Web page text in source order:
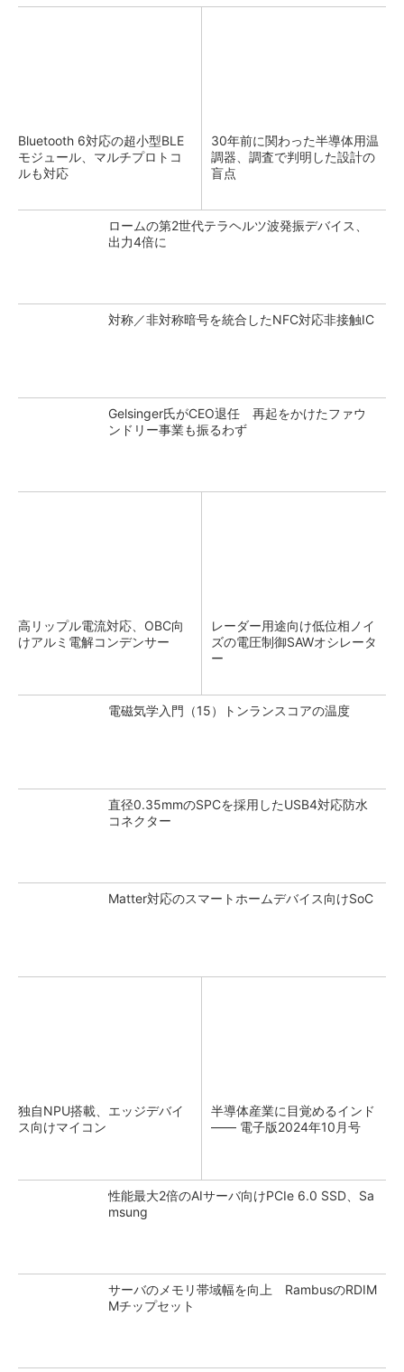
Bluetooth 6対応の超小型BLE
モジュール、マルチプロトコ
ルも対応
30年前に関わった半導体用温
調器、調査で判明した設計の
盲点
ロームの第2世代テラヘルツ波発振デバイス、
出力4倍に
対称／非対称暗号を統合したNFC対応非接触IC
Gelsinger氏がCEO退任 再起をかけたファウ
ンドリー事業も振るわず
高リップル電流対応、OBC向
けアルミ電解コンデンサー
レーダー用途向け低位相ノイ
ズの電圧制御SAWオシレータ
ー
電磁気学入門（15）トンランスコアの温度
直径0.35mmのSPCを採用したUSB4対応防水
コネクター
Matter対応のスマートホームデバイス向けSoC
独自NPU搭載、エッジデバイ
ス向けマイコン
半導体産業に目覚めるインド
―― 電子版2024年10月号
性能最大2倍のAIサーバ向けPCIe 6.0 SSD、Sa
msung
サーバのメモリ帯域幅を向上 RambusのRDIM
Mチップセット